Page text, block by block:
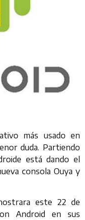
más usado en
duda. Partiendo
está dando el
consola Ouya y
este 22 de
Android en sus